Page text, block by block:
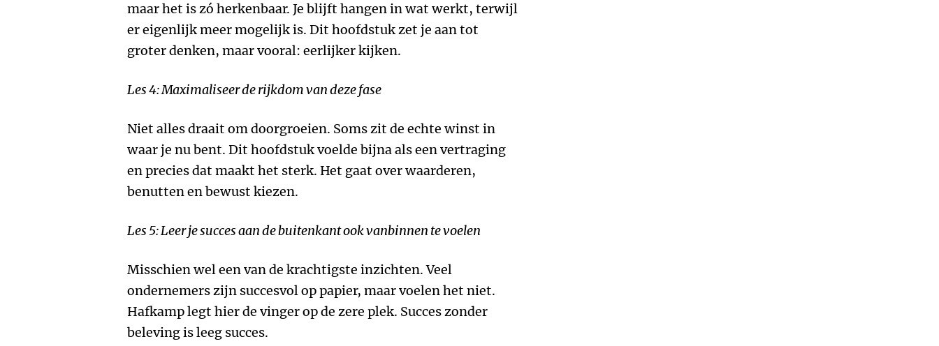
maar het is zó herkenbaar. Je blijft hangen in wat werkt, terwijl
er eigenlijk meer mogelijk is. Dit hoofdstuk zet je aan tot
groter denken, maar vooral: eerlijker kijken.
Les 4: Maximaliseer de rijkdom van deze fase
Niet alles draait om doorgroeien. Soms zit de echte winst in
waar je nu bent. Dit hoofdstuk voelde bijna als een vertraging
en precies dat maakt het sterk. Het gaat over waarderen,
benutten en bewust kiezen.
Les 5: Leer je succes aan de buitenkant ook vanbinnen te voelen
Misschien wel een van de krachtigste inzichten. Veel
ondernemers zijn succesvol op papier, maar voelen het niet.
Hafkamp legt hier de vinger op de zere plek. Succes zonder
beleving is leeg succes.